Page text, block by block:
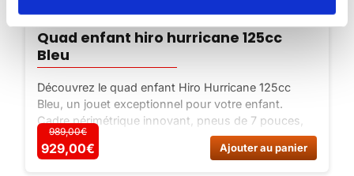
Quad enfant hiro hurricane 125cc
Bleu
Découvrez le quad enfant Hiro Hurricane 125cc
Bleu, un jouet exceptionnel pour votre enfant.
Cadre périmétrique innovant, pneus de 7 pouces,
moteur Lifan 125cc, freins au guidon, sécurité
renforcée. Offrez-lui une expérience inoubliable !
929,00€
989,00€
929,00€ Ajouter au panier